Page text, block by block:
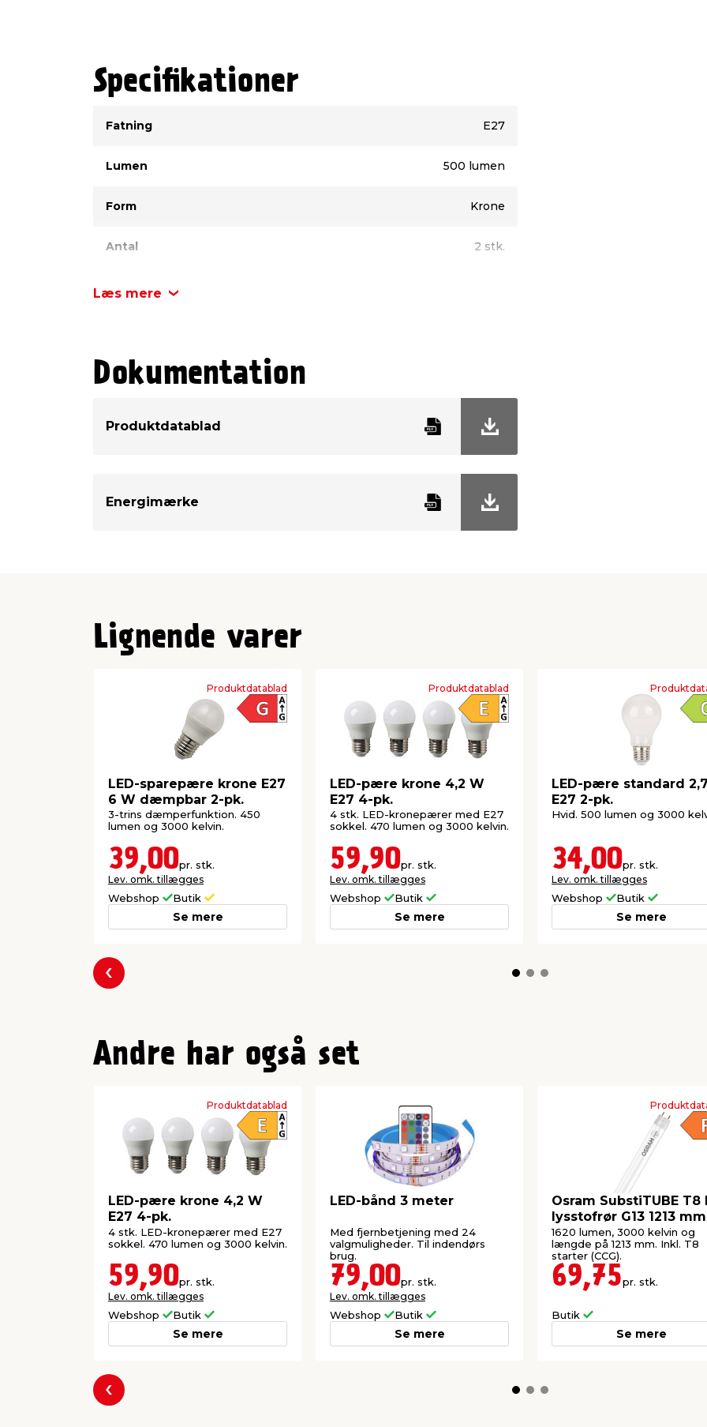
Specifikationer
Fatning
E27
Lumen 500 lumen
Form Krone
Antal 2 stk.
Energiklasse
Kelvin
Læs mere
Dokumentation
Produktdatablad
Energimærke
Lignende varer
Produktdatablad
LED-sparepære krone E27
6 W dæmpbar 2-pk.
3-trins dæmperfunktion. 450
lumen og 3000 kelvin.
39,00pr. stk.
Lev. omk. tillægges
Webshop Butik
Se mere
Produktdatablad
LED-pære krone 4,2 W
E27 4-pk.
4 stk. LED-kronepærer med E27
sokkel. 470 lumen og 3000 kelvin.
59,90pr. stk.
Lev. omk. tillægges
Webshop Butik
Se mere
LED-pære standard
E27 2-pk.
Hvid. 500 lumen og 3000
34,00pr. stk.
Lev. omk. tillægges
Webshop Butik
Se mere
Forrige
Andre har også set
Produktdatablad
LED-pære krone 4,2 W
E27 4-pk.
4 stk. LED-kronepærer med E27
sokkel. 470 lumen og 3000 kelvin.
59,90pr. stk.
Lev. omk. tillægges
Webshop Butik
Se mere
LED-bånd 3 meter
Med fjernbetjening med 24
valgmuligheder. Til indendørs
brug.
79,00pr. stk.
Lev. omk. tillægges
Webshop Butik
Se mere
Osram SubstiTUBE T8
lysstofrør G13 1213 mm
W
1620 lumen, 3000 kelvin og
længde på 1213 mm. Inkl. T8
starter (CCG).
69,75pr. stk.
Butik
Se mere
Forrige